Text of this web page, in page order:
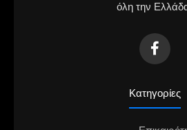
όλη την
Κατηγορίες